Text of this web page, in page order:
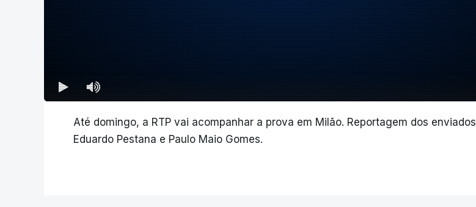
Até domingo, a RTP vai acompanhar a prova em Milão. Reportagem dos enviados
Eduardo Pestana e Paulo Maio Gomes.